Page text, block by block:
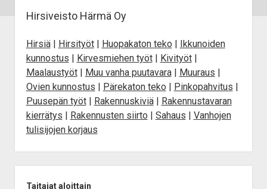
Avustava työvoima
Taitajarekisterin historiaa
Ilmoittautuminen
Tietosuoja
Saavutettavuus
Hirsiveisto Härmä Oy
Hirsiä| Hirsityöt| Huopakaton teko | Ikkunoiden
kunnostus | Kirvesmiehen työt| Kivityöt|
Maalaustyöt| Muu vanha puutavara| Muuraus |
Ovien kunnostus | Pärekaton teko | Pinkopahvitus |
Puusepän työt| Rakennuskiviä| Rakennustavaran
kierrätys | Rakennusten siirto | Sahaus | Vanhojen
tulisijojen korjaus
Taitajat aloittain